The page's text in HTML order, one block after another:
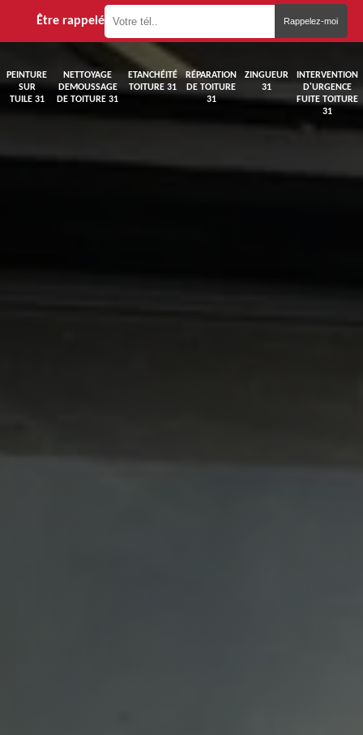
Être rappelé
PEINTURE
SUR
TUILE 31
NETTOYAGE
DEMOUSSAGE
DE TOITURE 31
ETANCHÉITÉ
TOITURE 31
RÉPARATION
DE TOITURE
31
ZINGUEUR
31
INTERVENTION
D'URGENCE
FUITE TOITURE
31